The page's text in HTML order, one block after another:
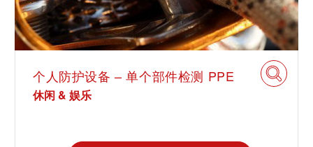
个人防护设备 – 单个部件检测 PPE
休闲 & 娱乐